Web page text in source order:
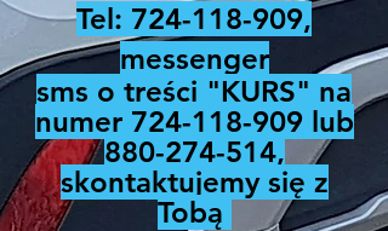
Tel: 724-118-909,
messenger
sms o treści "KURS" na
numer 724-118-909 lub
880-274-514,
skontaktujemy się z
Tobą